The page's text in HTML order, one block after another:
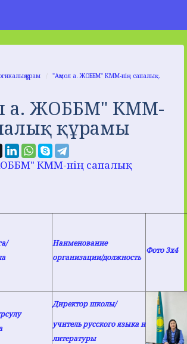
құрам "Ақмол а. ЖОББМ" КММ-нің сапалық...
а. ЖОББМ" КММ-
құрамы
КММ-нің сапалық
Наименование
организации/должность
Фото 3х4
Директор школы/
учитель русского языка и
литературы